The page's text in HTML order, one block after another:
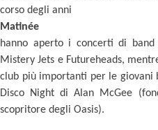
corso degli anni
Matinée
hanno aperto i concerti di band
Mistery Jets e Futureheads,
club più importanti per le giovani
Disco Night di Alan McGee
scopritore degli Oasis).